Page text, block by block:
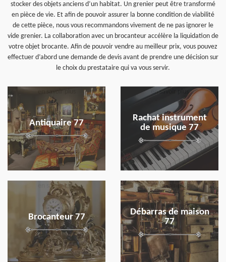
stocker des objets anciens d’un habitat. Un grenier peut être transformé
en pièce de vie. Et afin de pouvoir assurer la bonne condition de viabilité
de cette pièce, nous vous recommandons vivement de ne pas ignorer le
vide grenier. La collaboration avec un brocanteur accélère la liquidation de
votre objet brocante. Afin de pouvoir vendre au meilleur prix, vous pouvez
effectuer d’abord une demande de devis avant de prendre une décision sur
le choix du prestataire qui va vous servir.
Antiquaire 77
en savoir plus
Rachat instrument
de musique 77
en savoir plus
Brocanteur 77
en savoir plus
Débarras de maison
77
en savoir plus